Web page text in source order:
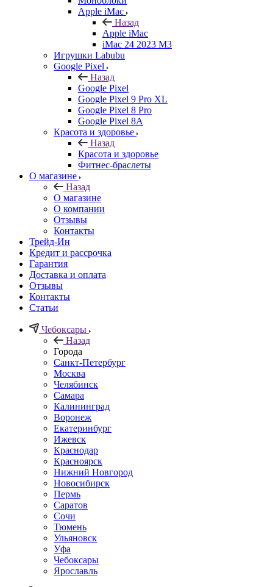
Apple iMac
Назад
Apple iMac
iMac 24 2023 M3
Игрушки Labubu
Google Pixel
Назад
Google Pixel
Google Pixel 9 Pro XL
Google Pixel 8 Pro
Google Pixel 8A
Красота и здоровье
Назад
Красота и здоровье
Фитнес-браслеты
О магазине
Назад
О магазине
О компании
Отзывы
Контакты
Трейд-Ин
Кредит и рассрочка
Гарантия
Доставка и оплата
Отзывы
Контакты
Статьи
Чебоксары
Назад
Города
Санкт-Петербург
Москва
Челябинск
Самара
Калининград
Воронеж
Екатеринбург
Ижевск
Краснодар
Красноярск
Нижний Новгород
Новосибирск
Пермь
Саратов
Сочи
Тюмень
Ульяновск
Уфа
Чебоксары
Ярославль